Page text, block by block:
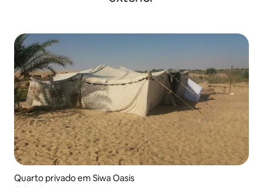
Quarto privado em Siwa Oasis